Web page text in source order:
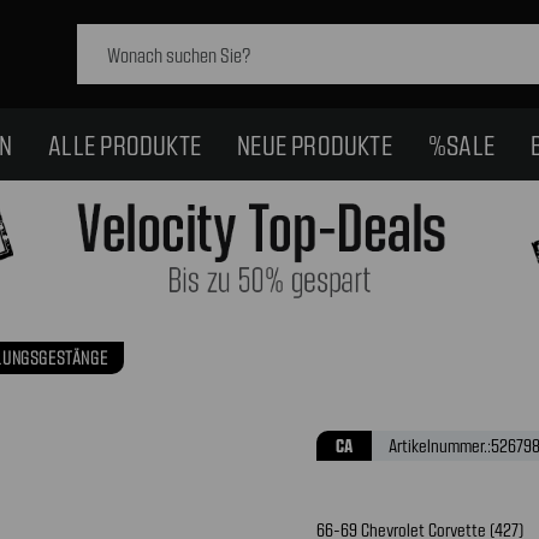
ALLE PRODUKTE NEUE PRODUKTE %SALE
CA Artikelnummer.:
66-69 Chevrolet Corvette (427)